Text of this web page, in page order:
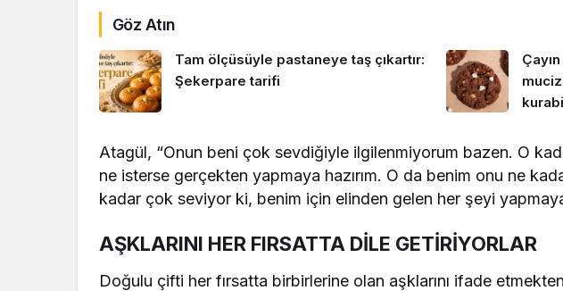
Göz Atın
Tam ölçüsüyle pastaneye taş çıkartır:
Şekerpare tarifi
Atagül, “Onun beni çok sevdiğiyle ilgilenmiyorum bazen. O
ne isterse gerçekten yapmaya hazırım. O da benim onu ne
kadar çok seviyor ki, benim için elinden gelen her şeyi
AŞKLARINI HER FIRSATTA DİLE GETİRİYORLAR
Doğulu çifti her fırsatta birbirlerine olan aşklarını ifade